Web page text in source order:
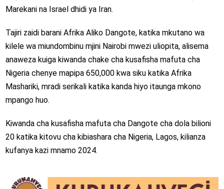
Marekani na Israel dhidi ya Iran.
Tajiri zaidi barani Afrika Aliko Dangote, katika mkutano wa
kilele wa miundombinu mjini Nairobi mwezi uliopita, alisema
anaweza kuiga kiwanda chake cha kusafisha mafuta cha
Nigeria chenye mapipa 650,000 kwa siku katika Afrika
Mashariki, mradi serikali katika kanda hiyo itaunga mkono
mpango huo.
Kiwanda cha kusafisha mafuta cha Dangote cha dola bilioni
20 katika kitovu cha kibiashara cha Nigeria, Lagos, kilianza
kufanya kazi mnamo 2024.